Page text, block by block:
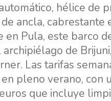
hélice de
ancla, cabrestante
en Pula, este barco
de
Las tarifas
pleno verano, con
que incluye